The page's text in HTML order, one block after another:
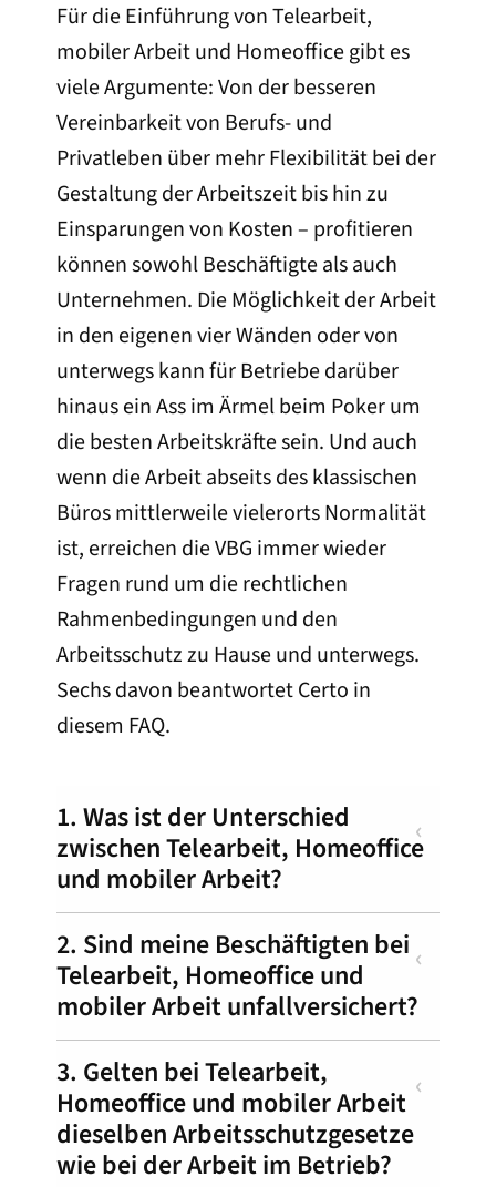
Für die Einführung von Telearbeit,
mobiler Arbeit und Homeoffice gibt es
viele Argumente: Von der besseren
Vereinbarkeit von Berufs- und
Privatleben über mehr Flexibilität bei der
Gestaltung der Arbeitszeit bis hin zu
Einsparungen von Kosten – profitieren
können sowohl Beschäftigte als auch
Unternehmen. Die Möglichkeit der Arbeit
in den eigenen vier Wänden oder von
unterwegs kann für Betriebe darüber
hinaus ein Ass im Ärmel beim Poker um
die besten Arbeitskräfte sein. Und auch
wenn die Arbeit abseits des klassischen
Büros mittlerweile vielerorts Normalität
ist, erreichen die VBG immer wieder
Fragen rund um die rechtlichen
Rahmenbedingungen und den
Arbeitsschutz zu Hause und unterwegs.
Sechs davon beantwortet Certo in
diesem FAQ.
1. Was ist der Unterschied
zwischen Telearbeit, Homeoffice
und mobiler Arbeit?
2. Sind meine Beschäftigten bei
Telearbeit, Homeoffice und
mobiler Arbeit unfallversichert?
3. Gelten bei Telearbeit,
Homeoffice und mobiler Arbeit
dieselben Arbeitsschutzgesetze
wie bei der Arbeit im Betrieb?